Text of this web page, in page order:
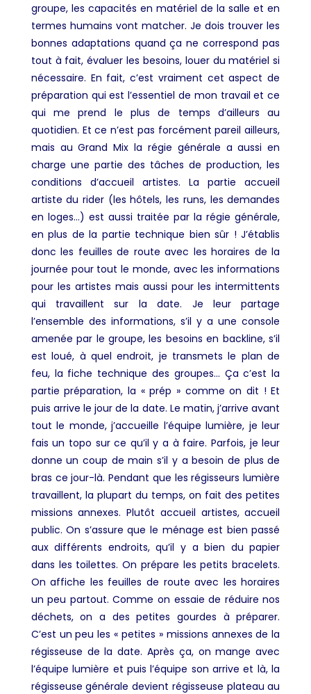
groupe, les capacités en matériel de la salle et en
termes humains vont matcher. Je dois trouver les
bonnes adaptations quand ça ne correspond pas
tout à fait, évaluer les besoins, louer du matériel si
nécessaire. En fait, c’est vraiment cet aspect de
préparation qui est l’essentiel de mon travail et ce
qui me prend le plus de temps d’ailleurs au
quotidien. Et ce n’est pas forcément pareil ailleurs,
mais au Grand Mix la régie générale a aussi en
charge une partie des tâches de production, les
conditions d’accueil artistes.La partie accueil
artiste du rider (les hôtels, les runs, les demandes
en loges…) est aussi traitée par la régie générale,
en plus de la partie technique bien sûr ! J’établis
donc les feuilles de route avec les horaires de la
journée pour tout le monde, avec les informations
pour les artistes mais aussi pour les intermittents
qui travaillent sur la date. Je leur partage
l’ensemble des informations, s’il y a une console
amenée par le groupe, les besoins en backline, s’il
est loué, à quel endroit, je transmets le plan de
feu, la fiche technique des groupes… Ça c’est la
partie préparation, la « prép » comme on dit ! Et
puis arrive le jour de la date. Le matin, j’arrive avant
tout le monde, j’accueille l’équipe lumière, je leur
fais un topo sur ce qu’il y a à faire. Parfois, je leur
donne un coup de main s’il y a besoin de plus de
bras ce jour-là. Pendant que les régisseurs lumière
travaillent, la plupart du temps, on fait des petites
missions annexes. Plutôt accueil artistes, accueil
public. On s’assure que le ménage est bien passé
aux différents endroits, qu’il y a bien du papier
dans les toilettes. On prépare les petits bracelets.
On affiche les feuilles de route avec les horaires
un peu partout. Comme on essaie de réduire nos
déchets, on a des petites gourdes à préparer.
C’est un peu les « petites » missions annexes de la
régisseuse de la date. Après ça, on mange avec
l’équipe lumière et puis l’équipe son arrive et là, la
régisseuse générale devient régisseuse plateau au